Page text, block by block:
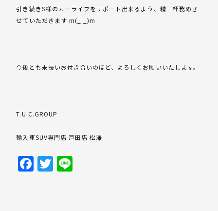
引き続きS様のカーライフをサポート出来るよう、精一杯務めさ
せていただきます m(_ _)m
今後とも末長いお付き合いのほど、よろしくお願いいたします。
T.U.C.GROUP
輸入車SUV専門店 戸田店 松澤
Facebook
Twitter